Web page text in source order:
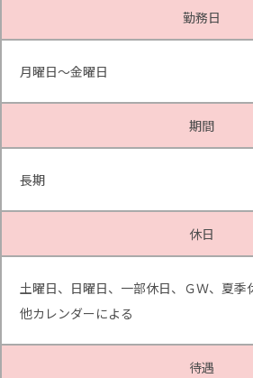
勤務日
月曜日～金曜日
期間
長期
休日
土曜日、日曜日、一部休日、ＧＷ、夏季
他カレンダーによる
待遇